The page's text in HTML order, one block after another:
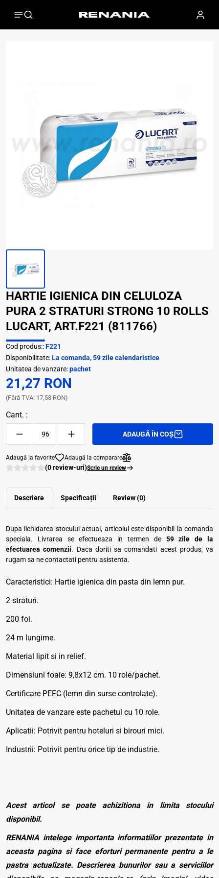
HARTIE IGIENICA DIN CELULOZA
PURA 2 STRATURI STRONG 10 ROLLS
LUCART, ART.F221 (811766)
Cod produs::F221
Disponibilitate:La comanda, 59 zile calendaristice
Unitatea de vanzare:pachet
21,27 RON
(Fără TVA: 17,58 RON)
Cant. :
ADAUGĂ ÎN COȘ
Adaugă la favorite Adaugă la comparare
(0 review-uri)Scrie un review
Descriere Specificații Review (0)
Dupa lichidarea stocului actual, articolul este disponibil la comanda
speciala. Livrarea se efectueaza in termen de 59 zile de la
efectuarea comenzii. Daca doriti sa comandati acest produs, va
rugam sa ne contactati pentru asistenta.
Caracteristici: Hartie igienica din pasta din lemn pur.
2 straturi.
200 foi.
24 m lungime.
Material lipit si in relief.
Dimensiuni foaie: 9,8x12 cm. 10 role/pachet.
Certificare PEFC (lemn din surse controlate).
Unitatea de vanzare este pachetul cu 10 role.
Aplicatii: Potrivit pentru hoteluri si birouri mici.
Industrii: Potrivit pentru orice tip de industrie.
Acest articol se poate achizitiona in limita stocului
disponibil.
RENANIA intelege importanta informatiilor prezentate in
aceasta pagina si face eforturi permanente pentru a le
pastra actualizate. Descrierea bunurilor sau a serviciilor